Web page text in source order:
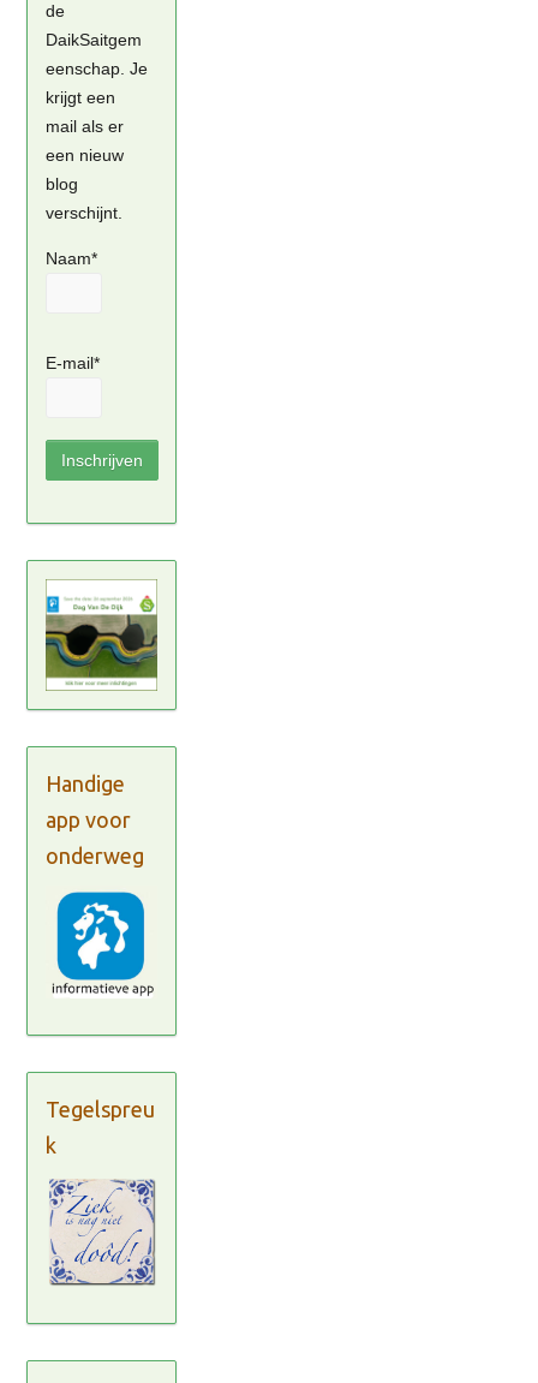
de
DaikSaitgem
eenschap. Je
krijgt een
mail als er
een nieuw
blog
verschijnt.
Naam*
E-mail*
Handige
app voor
onderweg
Tegelspreu
k